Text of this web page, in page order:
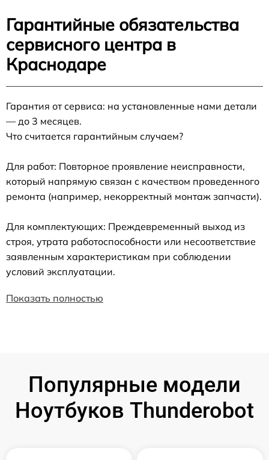
Гарантийные обязательства
сервисного центра в
Краснодаре
Гарантия от сервиса: на установленные нами детали
— до 3 месяцев.
Что считается гарантийным случаем?
Для работ: Повторное проявление неисправности,
который напрямую связан с качеством проведенного
ремонта (например, некорректный монтаж запчасти).
Для комплектующих: Преждевременный выход из
строя, утрата работоспособности или несоответствие
заявленным характеристикам при соблюдении
условий эксплуатации.
Показать полностью
Популярные модели
Ноутбуков Thunderobot